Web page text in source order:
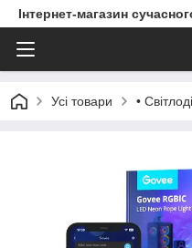
Інтернет-магазин
Усі товари •